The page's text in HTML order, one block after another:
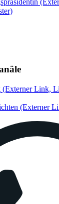
(Externer Link,
(Externer